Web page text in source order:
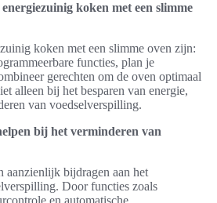
koken met een slimme
koken met een slimme oven zijn:
functies, plan je
gerechten om de oven optimaal
alleen bij het besparen van energie,
van voedselverspilling.
bij het verminderen van
aanzienlijk bijdragen aan het
Door functies zoals